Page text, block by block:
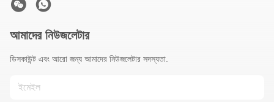
আমাদের নিউজলেটার
ডিসকাউন্ট এবং আরো জন্য আমাদের নিউজলেটার সদস্যতা.